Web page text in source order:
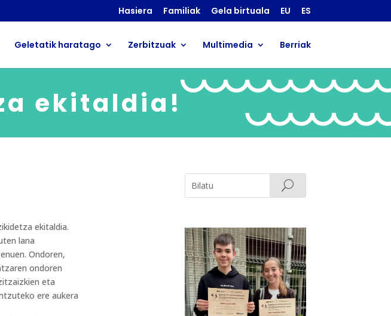
Hasiera Familiak Gela birtuala EU ES
Geletatik haratago Zerbitzuak Multimedia Berriak
ekitaldia!
ekitaldia.
lana
Ondoren,
ondoren
eta
ere aukera